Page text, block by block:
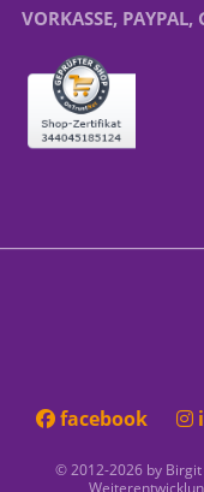
VORKASSE, PAYPAL,
facebook
© 2012-2026 by